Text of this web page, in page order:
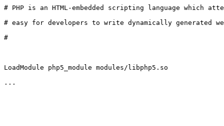
# PHP is an HTML-embedded scripting language which
# easy for developers to write dynamically generated
#
LoadModule php5_module modules/libphp5.so
...